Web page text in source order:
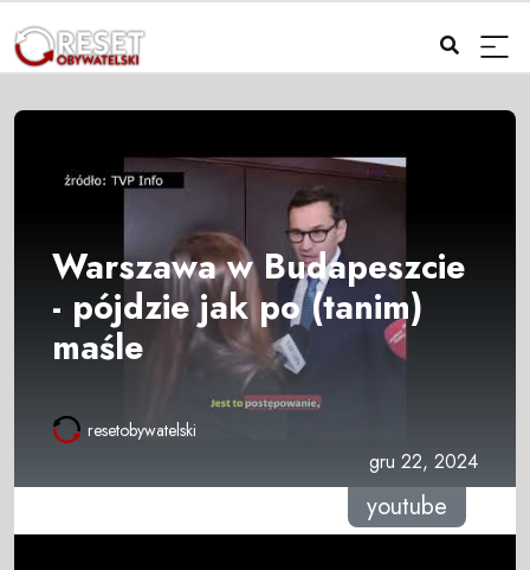
Warszawa w Budapeszcie
- pójdzie jak po (tanim)
maśle
resetobywatelski
gru 22, 2024
youtube